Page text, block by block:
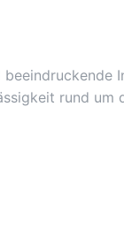
rund